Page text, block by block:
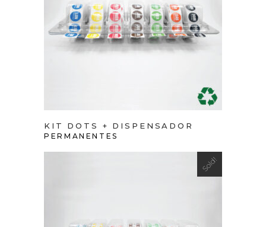
VIEW PRODUCT
KIT DOTS + DISPENSADOR
PERMANENTES
Sold!